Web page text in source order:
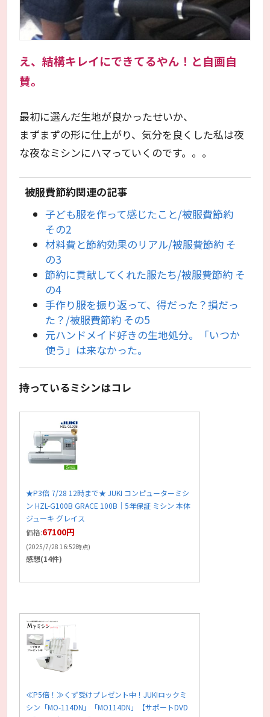
え、結構キレイにできてるやん！と自画自
賛。
最初に選んだ生地が良かったせいか、
まずまずの形に仕上がり、気分を良くした私は夜
な夜なミシンにハマっていくのです。。。
被服費節約関連の記事
子ども服を作って感じたこと/被服費節約
その2
材料費と節約効果のリアル/被服費節約 そ
の3
節約に貢献してくれた服たち/被服費節約 そ
の4
手作り服を振り返って、得だった？損だっ
た？/被服費節約 その5
元ハンドメイド好きの生地処分。「いつか
使う」は来なかった。
持っているミシンはコレ
★P3倍 7/28 12時まで★ JUKI コンピューターミシ
ン HZL-G100B GRACE 100B｜5年保証 ミシン 本体
ジューキ グレイス
価格:67100円
(2025/7/28 16:52時点)
感想(14件)
≪P5倍！≫くず受けプレゼント中！JUKIロックミ
シン「MO-114DN」「MO114DN」【サポートDVD